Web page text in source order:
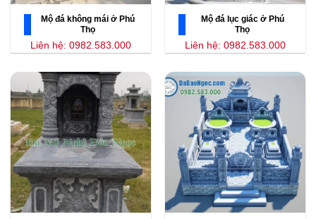
Mộ đá không mái ở Phú
Thọ
Liên hệ: 0982.583.000
Mộ đá lục giác ở Phú
Thọ
Liên hệ: 0982.583.000